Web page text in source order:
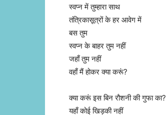
स्वप्न में तुम्हारा साथ
तंत्रिकासूत्रों के हर आवेग में
बस तुम
स्वप्न के बाहर तुम नहीं
जहाँ तुम नहीं
वहाँ मैं होकर क्या करूं?
क्या करूं इस बिन रौशनी की गुफा का?
यहाँ कोई खिड़की नहीं